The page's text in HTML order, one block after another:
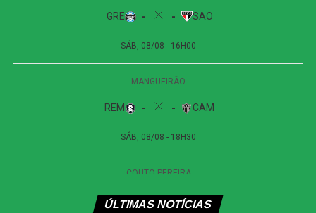
Próximos jogos
de ida das oitavas de final)
Data e horário:02.08 (domingo), às 19h30 (de
Local:Beira-Rio, em Porto Alegre (RS)
Athletico-PR x Vitória| Copa do Brasil (jogo de
ÚLTIMAS NOTÍCIAS